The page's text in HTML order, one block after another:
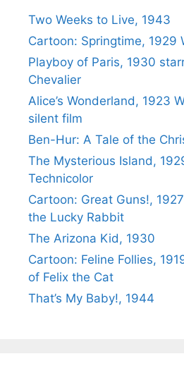
Two Weeks to Live, 1943
Cartoon: Springtime, 1929
Playboy of Paris, 1930
Chevalier
Alice’s Wonderland, 1923
silent film
Ben-Hur: A Tale of the
The Mysterious Island,
Technicolor
Cartoon: Great Guns!,
the Lucky Rabbit
The Arizona Kid, 1930
Cartoon: Feline Follies,
of Felix the Cat
That’s My Baby!, 1944